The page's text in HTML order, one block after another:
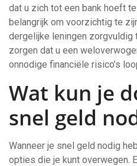
dat u zich tot een bank hoeft
belangrijk om voorzichtig te
dergelijke leningen zorgvuldig
zorgen dat u een
onnodige financiële risico’s
Wat kun je
snel geld
Wanneer je snel geld nodig
opties die je kunt overwegen.